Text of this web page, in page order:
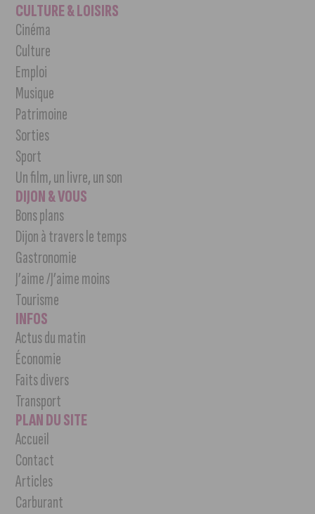
CULTURE & LOISIRS
Cinéma
Culture
Emploi
Musique
Patrimoine
Sorties
Sport
Un film, un livre, un son
DIJON & VOUS
Bons plans
Dijon à travers le temps
Gastronomie
J’aime /J’aime moins
Tourisme
INFOS
Actus du matin
Économie
Faits divers
Transport
PLAN DU SITE
Accueil
Contact
Articles
Carburant